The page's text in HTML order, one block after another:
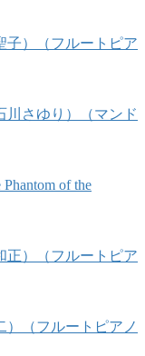
子）（フルートピア
川さゆり）（マンド
of the
正）（フルートピア
）（フルートピアノ